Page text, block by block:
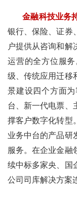
金融科技业务
银行、保险、证券
户提供从咨询和解
运营的全方位服
级、传统应用迁移
景建设四个方面
台、新一代电票、
撑客户数字化转型
业务中台的产品研
服务。在企业金融
续中标多家央、国
公司司库解决方案